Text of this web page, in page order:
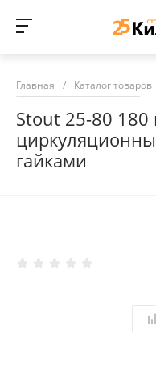
Главная / Каталог товаров
Stout 25-80 180
гайками